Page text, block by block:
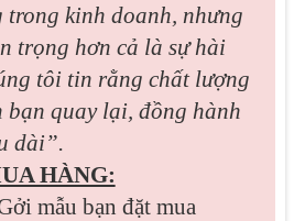
kinh doanh, nhưng
trọng hơn cả là sự hài
tôi tin rằng chất lượng
bạn quay lại, đồng hành
dài”.
HÀNG:
mẫu bạn đặt mua